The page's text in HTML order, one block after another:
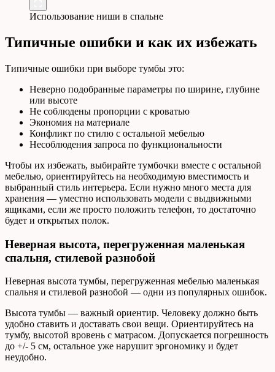
Использование ниши в спальне
Типичные ошибки и как их избежать
Типичные ошибки при выборе тумбы это:
Неверно подобранные параметры по ширине, глубине
или высоте
Не соблюдены пропорции с кроватью
Экономия на материале
Конфликт по стилю с остальной мебелью
Несоблюдения запроса по функциональности
Чтобы их избежать, выбирайте тумбочки вместе с остальной
мебелью, ориентируйтесь на необходимую вместимость и
выбранный стиль интерьера. Если нужно много места для
хранения — уместно использовать модели с выдвижными
ящиками, если же просто положить телефон, то достаточно
будет и открытых полок.
Неверная высота, перегруженная маленькая
спальня, стилевой разнобой
Неверная высота тумбы, перегруженная мебелью маленькая
спальня и стилевой разнобой — одни из популярных ошибок.
Высота тумбы — важный ориентир. Человеку должно быть
удобно ставить и доставать свои вещи. Ориентируйтесь на
тумбу, высотой вровень с матрасом. Допускается погрешность
до +/- 5 см, остальное уже нарушит эргономику и будет
неудобно.